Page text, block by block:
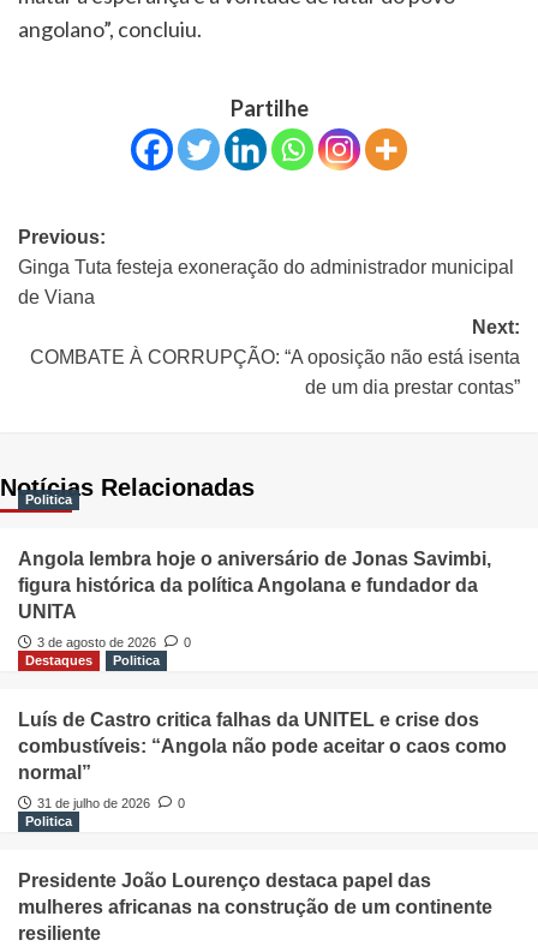
angolano”, concluiu.
Partilhe
Previous:
Ginga Tuta festeja exoneração do administrador municipal
de Viana
Next:
COMBATE À CORRUPÇÃO: “A oposição não está isenta
de um dia prestar contas”
Notícias Relacionadas
Politica
Angola lembra hoje o aniversário de Jonas Savimbi,
figura histórica da política Angolana e fundador da
UNITA
3 de agosto de 2026
0
Destaques
Politica
Luís de Castro critica falhas da UNITEL e crise dos
combustíveis: “Angola não pode aceitar o caos como
normal”
31 de julho de 2026
0
Politica
Presidente João Lourenço destaca papel das
mulheres africanas na construção de um continente
resiliente